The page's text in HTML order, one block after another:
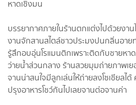
บรรยากาศภายในร้านตกแต่งไปด้วยงา
งานจักสานสไตล์ชาวประมงปนกลิ่นอา
รู้สึกอบอุ่นโรแมนติกเพราะติดกับชายหา
ว่ายน้ำส่วนกลาง ร้านสวยมุมถ่ายภาพเยอ
จานน่าสนใจมีลูกเล่นให้ถ่ายลงโซเชียลไ
ปรุงอาหารโชว์กันไปเลยจานต่อจานค่า